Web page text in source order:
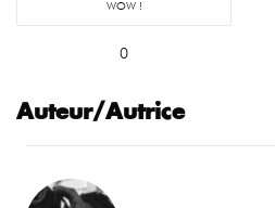
WOW !
0
Auteur/Autrice